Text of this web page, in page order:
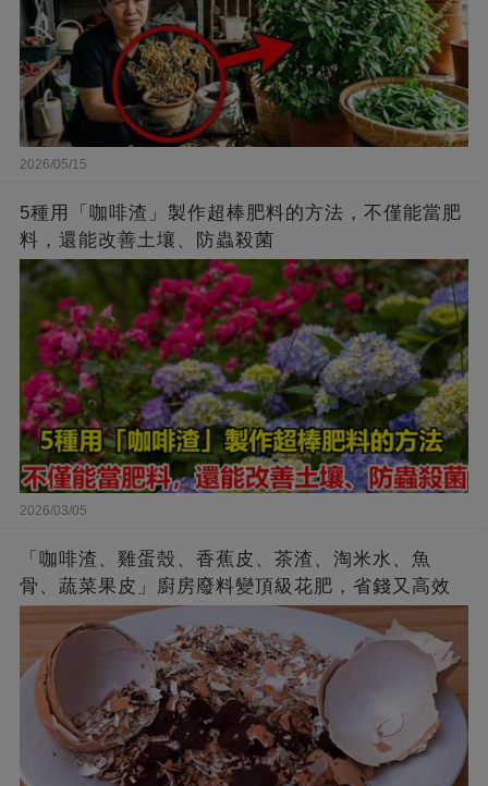
2026/05/15
5種用「咖啡渣」製作超棒肥料的方法，不僅能當肥
料，還能改善土壤、防蟲殺菌
2026/03/05
「咖啡渣、雞蛋殼、香蕉皮、茶渣、淘米水、魚
骨、蔬菜果皮」廚房廢料變頂級花肥，省錢又高效